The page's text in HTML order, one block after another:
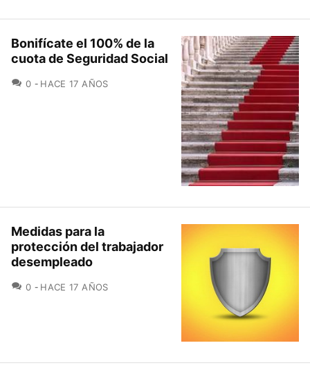
Bonifícate el 100% de la
cuota de Seguridad Social
0 COMENTARIOS
HACE 17 AÑOS
Medidas para la
protección del trabajador
desempleado
0 COMENTARIOS
HACE 17 AÑOS